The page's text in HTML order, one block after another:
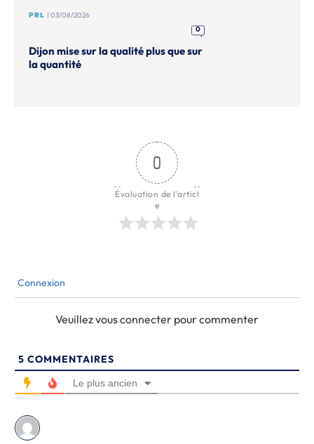
PRL | 03/08/2026
0
Dijon mise sur la qualité plus que sur
la quantité
0
Évaluation de l'articl
e
Connexion
Veuillez vous connecter pour commenter
5 COMMENTAIRES
Le plus ancien